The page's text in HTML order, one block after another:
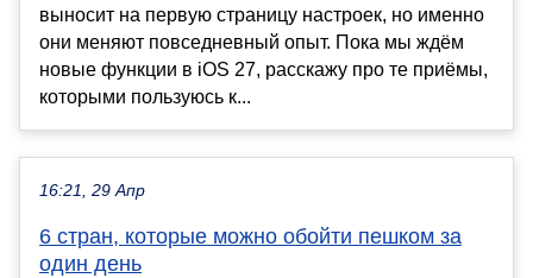
выносит на первую страницу настроек, но именно
они меняют повседневный опыт. Пока мы ждём
новые функции в iOS 27, расскажу про те приёмы,
которыми пользуюсь к...
16:21, 29 Апр
6 стран, которые можно обойти пешком за
один день